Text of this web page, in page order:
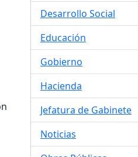
Desarrollo Social
Educación
Gobierno
Hacienda
Jefatura de Gabinete
Noticias